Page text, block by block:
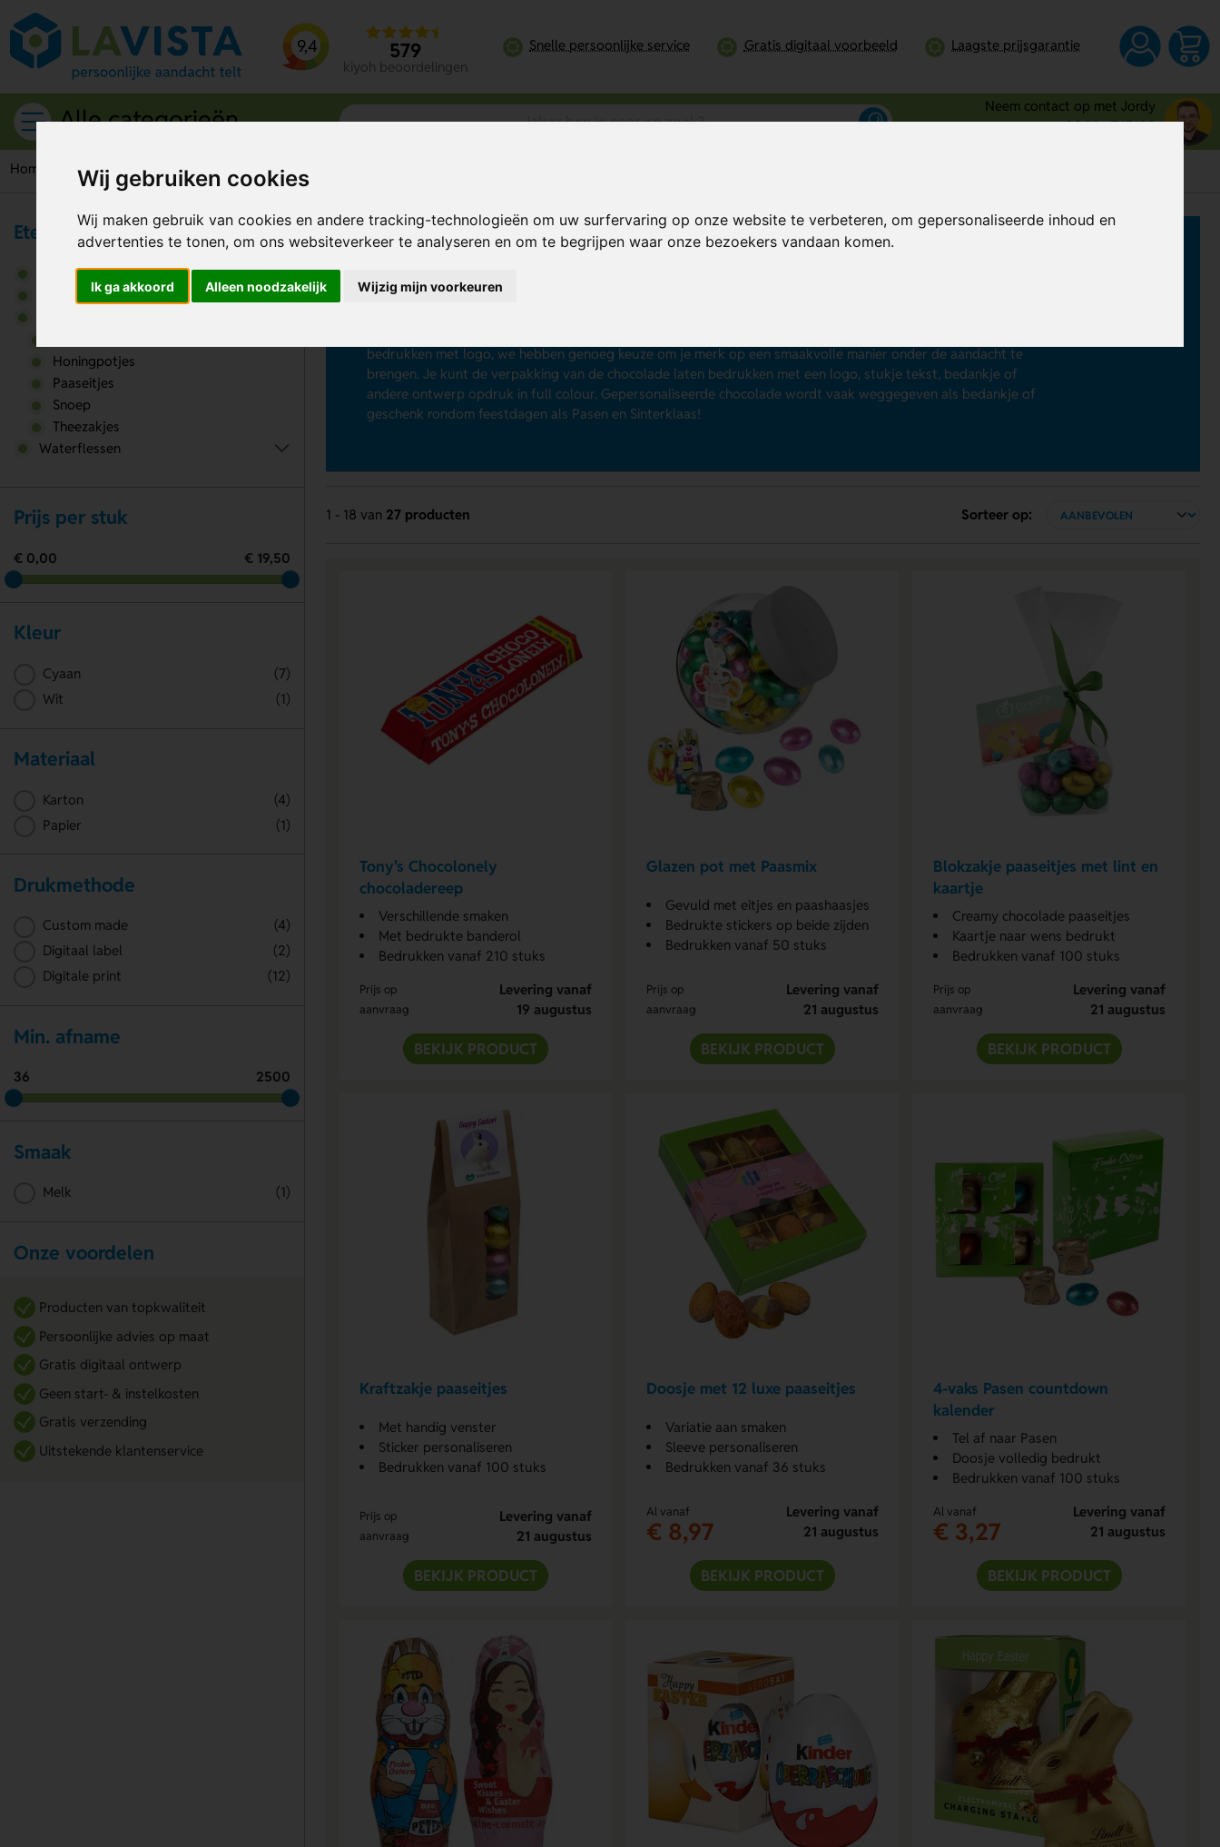
Wij gebruiken cookies
Wij maken gebruik van cookies en andere tracking-technologieën om uw surfervaring op onze website te verbeteren, om gepersonaliseerde inhoud en
advertenties te tonen, om ons websiteverkeer te analyseren en om te begrijpen waar onze bezoekers vandaan komen.
Ik ga akkoord Alleen noodzakelijk Wijzig mijn voorkeuren
9,4 579
kiyoh beoordelingen
Snelle persoonlijke service Gratis digitaal voorbeeld Laagste prijsgarantie
Alle categorieën
Neem contact op met Jordy
0344 - 745109
Home Etenswaren Chocolade
Chocolade bedrukken
Wil je op een zoete manier reclame maken voor je bedrijf? Of je relaties bedanken? Laat dan chocolade
bedrukken met logo, we hebben genoeg keuze om je merk op een smaakvolle manier onder de aandacht te
brengen. Je kunt de verpakking van de chocolade laten bedrukken met een logo, stukje tekst, bedankje of
andere ontwerp opdruk in full colour. Gepersonaliseerde chocolade wordt vaak weggegeven als bedankje of
geschenk rondom feestdagen als Pasen en Sinterklaas!
1 - 18 van 27 producten Sorteer op:
Tony's Chocolonely
chocoladereep
Verschillende smaken
Met bedrukte banderol
Bedrukken vanaf 210 stuks
Prijs op
aanvraag
Levering vanaf
19 augustus
BEKIJK PRODUCT
Glazen pot met Paasmix
Gevuld met eitjes en paashaasjes
Bedrukte stickers op beide zijden
Bedrukken vanaf 50 stuks
Prijs op
aanvraag
Levering vanaf
21 augustus
BEKIJK PRODUCT
Blokzakje paaseitjes met lint en
kaartje
Creamy chocolade paaseitjes
Kaartje naar wens bedrukt
Bedrukken vanaf 100 stuks
Prijs op
aanvraag
Levering vanaf
21 augustus
BEKIJK PRODUCT
Kraftzakje paaseitjes
Met handig venster
Sticker personaliseren
Bedrukken vanaf 100 stuks
Prijs op
aanvraag
Levering vanaf
21 augustus
BEKIJK PRODUCT
Doosje met 12 luxe paaseitjes
Variatie aan smaken
Sleeve personaliseren
Bedrukken vanaf 36 stuks
Al vanaf
€ 8,97
Levering vanaf
21 augustus
BEKIJK PRODUCT
4-vaks Pasen countdown
kalender
Tel af naar Pasen
Doosje volledig bedrukt
Bedrukken vanaf 100 stuks
Al vanaf
€ 3,27
Levering vanaf
21 augustus
BEKIJK PRODUCT
Eten & Drinken
Broodtrommels
Drinkwaren
Honingpotjes
Paaseitjes
Snoep
Theezakjes
Waterflessen
Prijs per stuk
€ 0,00 € 19,50
Kleur
Cyaan
(7)
Wit
(1)
Materiaal
Karton
(4)
Papier
(1)
Drukmethode
Custom made
(4)
Digitaal label
(2)
Digitale print
(12)
Min. afname
36 2500
Smaak
Melk (1)
Onze voordelen
Producten van topkwaliteit
Persoonlijke advies op maat
Gratis digitaal ontwerp
Geen start- & instelkosten
Gratis verzending
Uitstekende klantenservice